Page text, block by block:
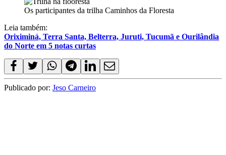
Os participantes da trilha Caminhos da Floresta
Leia também:
Oriximiná, Terra Santa, Belterra, Juruti, Tucumã e Ourilândia
do Norte em 5 notas curtas
Publicado por: Jeso Carneiro